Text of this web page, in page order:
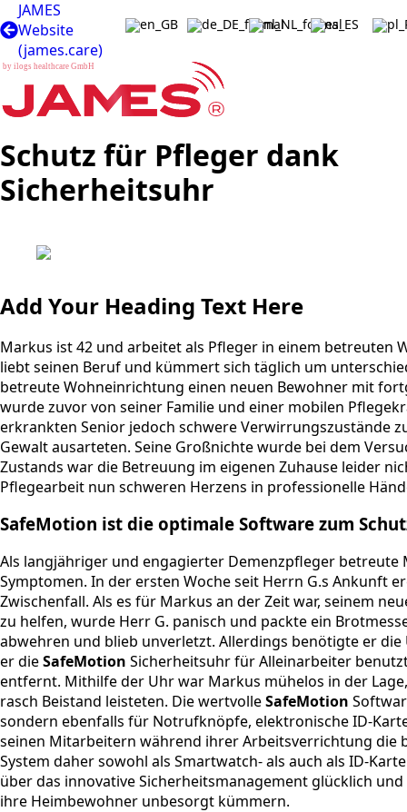
JAMES
Website
(james.care)
Schutz für Pfleger dank
Sicherheitsuhr
Add Your Heading Text Here
Markus ist 42 und arbeitet als Pfleger in einem betreuten
liebt seinen Beruf und kümmert sich täglich um
betreute Wohneinrichtung einen neuen Bewohner mit
wurde zuvor von seiner Familie und einer mobilen
erkrankten Senior jedoch schwere Verwirrungszustände
Gewalt ausarteten. Seine Großnichte wurde bei dem
Zustands war die Betreuung im eigenen Zuhause leider
Pflegearbeit nun schweren Herzens in professionelle
SafeMotion ist die optimale Software zum
Als langjähriger und engagierter Demenzpfleger
Symptomen. In der ersten Woche seit Herrn G.s Ankunft
Zwischenfall. Als es für Markus an der Zeit war, seinem
zu helfen, wurde Herr G. panisch und packte ein
abwehren und blieb unverletzt. Allerdings benötigte er
er dieSafeMotion Sicherheitsuhr für Alleinarbeiter
entfernt. Mithilfe der Uhr war Markus mühelos in der
rasch Beistand leisteten. Die wertvolleSafeMotion
sondern ebenfalls für Notrufknöpfe, elektronische ID-
seinen Mitarbeitern während ihrer Arbeitsverrichtung die
System daher sowohl als Smartwatch- als auch als ID-
über das innovative Sicherheitsmanagement glücklich
ihre Heimbewohner unbesorgt kümmern.